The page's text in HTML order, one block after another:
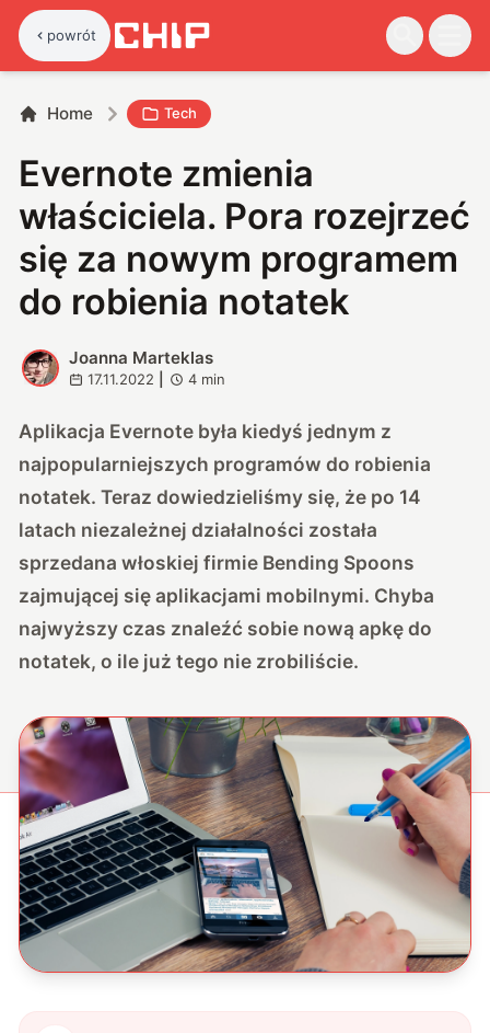
powrót
Home Tech
Evernote zmienia
właściciela. Pora rozejrzeć
się za nowym programem
do robienia notatek
J
Joanna Marteklas
17.11.2022 4 min
Aplikacja Evernote była kiedyś jednym z
najpopularniejszych programów do robienia
notatek. Teraz dowiedzieliśmy się, że po 14
latach niezależnej działalności została
sprzedana włoskiej firmie Bending Spoons
zajmującej się aplikacjami mobilnymi. Chyba
najwyższy czas znaleźć sobie nową apkę do
notatek, o ile już tego nie zrobiliście.